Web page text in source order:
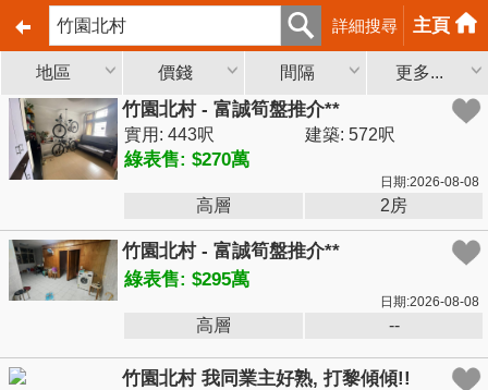
詳細搜尋 主頁
地區 價錢 間隔 更多...
竹園北村 - 富誠筍盤推介**
實用: 443呎 建築: 572呎
綠表售: $270萬
日期:2026-08-08
高層 2房
竹園北村 - 富誠筍盤推介**
綠表售: $295萬
日期:2026-08-08
高層 --
竹園北村 我同業主好熟, 打黎傾傾!!